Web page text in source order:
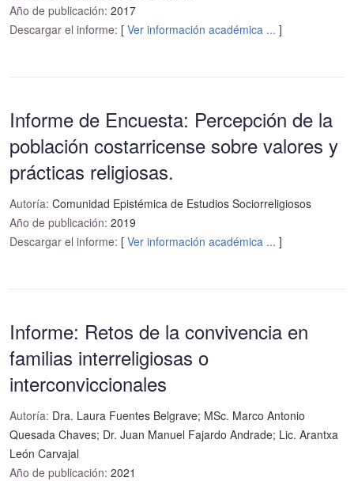
Año de publicación: 2017
Descargar el informe: [ Ver información académica ... ]
Informe de Encuesta: Percepción de la
población costarricense sobre valores y
prácticas religiosas.
Autoría: Comunidad Epistémica de Estudios Sociorreligiosos
Año de publicación: 2019
Descargar el informe: [ Ver información académica ... ]
Informe: Retos de la convivencia en
familias interreligiosas o
interconviccionales
Autoría: Dra. Laura Fuentes Belgrave; MSc. Marco Antonio
Quesada Chaves; Dr. Juan Manuel Fajardo Andrade; Lic. Arantxa
León Carvajal
Año de publicación: 2021